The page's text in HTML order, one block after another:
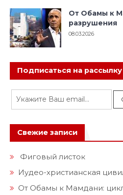
От Обамы к
разрушения
08.03.2026
Подписаться на рассылку
Свежие записи
Фиговый листок
Иудео-христианская
От Обамы к Мамдани: